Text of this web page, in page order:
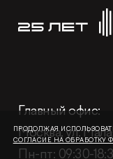
Глaвный oфиc
+7 (495) 502
© 2001-2026
Глaвный oфиc:
Москва, ул.
Пн-пт: 09:30-
ПРОДОЛЖАЯ
СОГЛАСИЕ НА ОБРАБОТКУ